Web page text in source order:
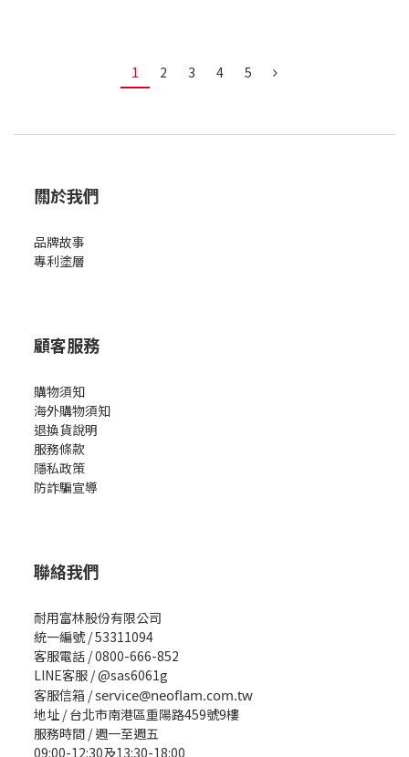
1 2 3 4 5
關於我們
品牌故事
專利塗層
顧客服務
購物須知
海外購物須知
退換貨說明
服務條款
隱私政策
防詐騙宣導
聯絡我們
耐用富林股份有限公司
統一編號 / 53311094
客服電話 / 0800-666-852
LINE客服 / @sas6061g
客服信箱 /service@neoflam.com.tw
地址 / 台北市南港區重陽路459號9樓
服務時間 / 週一至週五
09:00-12:30及13:30-18:00